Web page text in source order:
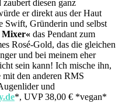
diesen ganz
er direkt aus der Haut
Swift, Gründerin und selbst
Mixer« das Pendant zum
Rosé-Gold, das die gleichen
und bei meinem eher
sein kann! Ich mische ihn,
mit den anderen RMS
und
*, UVP 38,00 € *vegan*